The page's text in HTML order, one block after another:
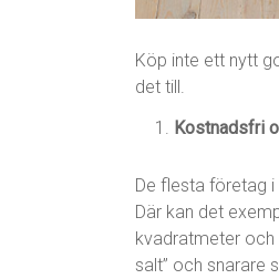
Köp inte ett nytt
det till.
Kostnadsfri
De flesta företag i
Där kan det
kvadratmeter och
salt” och snarare